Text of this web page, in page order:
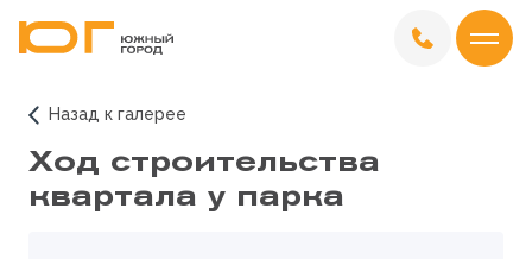
Назад к галерее
Ход строительства
квартала у парка